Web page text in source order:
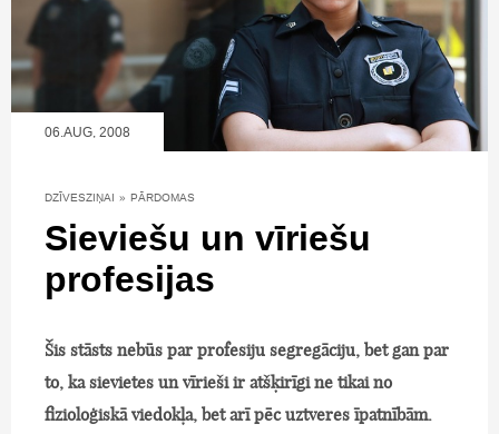
06.AUG, 2008
DZĪVESZIŅAI » PĀRDOMAS
Sieviešu un vīriešu
profesijas
Šis stāsts nebūs par profesiju segregāciju, bet gan par
to, ka sievietes un vīrieši ir atšķirīgi ne tikai no
fizioloģiskā viedokļa, bet arī pēc uztveres īpatnībām.